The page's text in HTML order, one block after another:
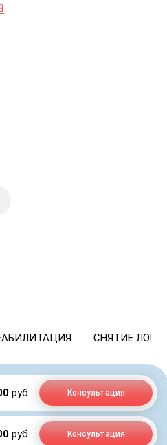
СНЯТИЕ ЛОМКИ
руб Консультация
руб Консультация